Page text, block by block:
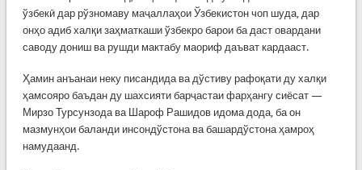
ўзбекӣ дар рўзномаву маҷаллаҳои Ўзбекистон чоп шуда, дар
онҳо адиб халқи заҳматкаши ўзбекро барои ба даст овардани
саводу дониш ва рушди мактабу маориф даъват кардааст.
Ҳамин анъанаи неку писандида ва дўстиву рафоқати ду халқи
ҳамсояро баъдан ду шахсияти барҷастаи фарҳангу сиёсат —
Мирзо Турсунзода ва Шароф Рашидов идома дода, ба он
мазмунҳои баланди инсондўстона ва башардўстона ҳамроҳ
намудаанд.